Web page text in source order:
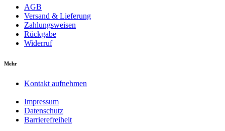
AGB
Versand & Lieferung
Zahlungsweisen
Rückgabe
Widerruf
Mehr
Kontakt aufnehmen
Impressum
Datenschutz
Barrierefreiheit